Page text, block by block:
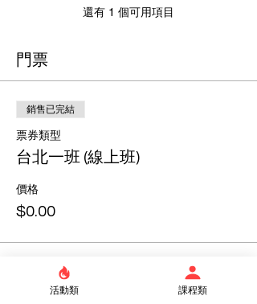
還有 1 個可用項目
門票
銷售已完結
票券類型
台北一班 (線上班)
價格
$0.00
銷售已完結
票券類型
活動類 課程類